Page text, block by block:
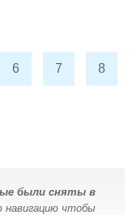
6 7 8
были сняты в
навигацию чтобы